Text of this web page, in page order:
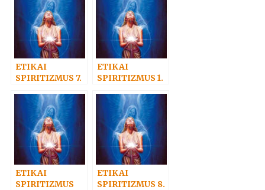
ETIKAI
SPIRITIZMUS 7.
SZOLGÁLATA
ETIKAI
SPIRITIZMUS 1.
igazság
tükrében
ETIKAI
SPIRITIZMUS
ETIKAI
SPIRITIZMUS 8.